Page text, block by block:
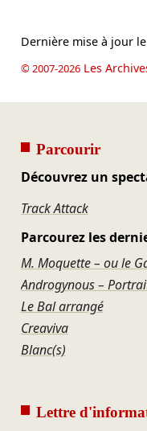
Dernière mise à jour le
© 2007-2026Les
Parcourir
Découvrez un
Track Attack
Parcourez les
M. Moquette – ou le
Androgynous –
Le Bal arrangé
Creaviva
Blanc(s)
Lettre